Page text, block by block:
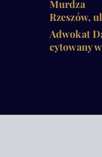
Murdza
Rzeszów,
Adwokat
cytowany